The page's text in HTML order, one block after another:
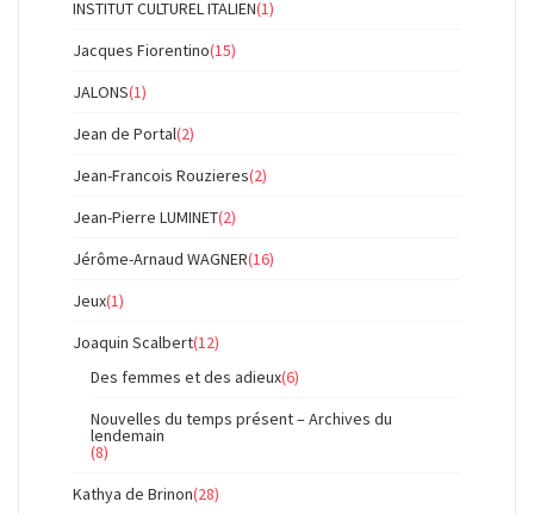
INSTITUT CULTUREL ITALIEN(1)
Jacques Fiorentino(15)
JALONS(1)
Jean de Portal(2)
Jean-Francois Rouzieres(2)
Jean-Pierre LUMINET(2)
Jérôme-Arnaud WAGNER(16)
Jeux(1)
Joaquin Scalbert(12)
Des femmes et des adieux(6)
Nouvelles du temps présent – Archives du
lendemain
(8)
Kathya de Brinon(28)